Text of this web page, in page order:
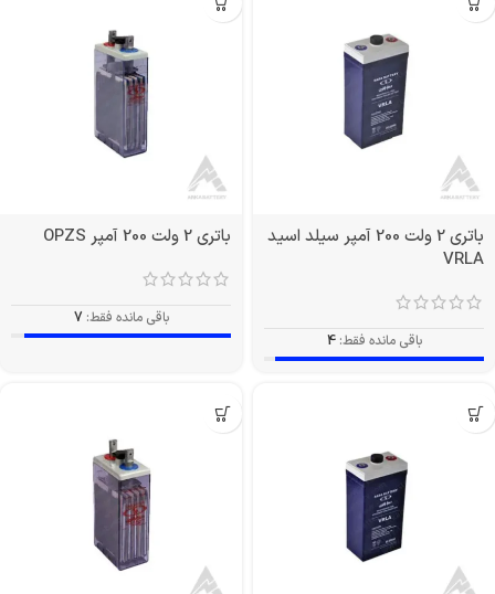
باتری 2 ولت 200 آمپر سیلد اسید
VRLA
باقی مانده فقط: 4
باتری 2 ولت 200 آمپر OPZS
باقی مانده فقط: 7